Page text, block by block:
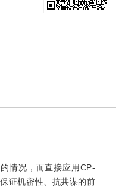
情况，而直接应用CP-
证机密性、抗共谋的前